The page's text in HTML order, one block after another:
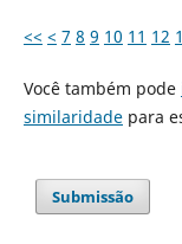
<< < 7 8 9 10 11 12
Você também pode
similaridadepara
Submissão